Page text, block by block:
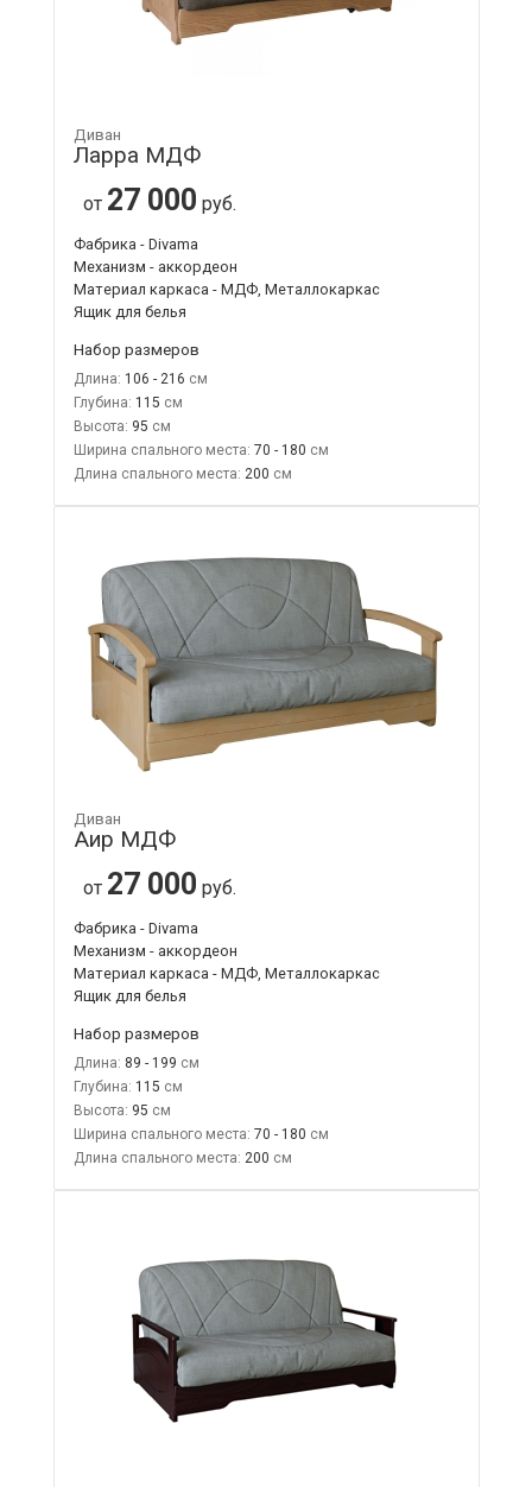
Диван
Ларра МДФ
от 27 000 руб.
Фабрика - Divama
Механизм - аккордеон
Материал каркаса - МДФ, Металлокаркас
Ящик для белья
Набор размеров
Длина: 106 - 216
Глубина: 115
Высота: 95
Ширина спального места: 70 - 180
Длина спального места: 200
Диван
Аир МДФ
от 27 000 руб.
Фабрика - Divama
Механизм - аккордеон
Материал каркаса - МДФ, Металлокаркас
Ящик для белья
Набор размеров
Длина: 89 - 199
Глубина: 115
Высота: 95
Ширина спального места: 70 - 180
Длина спального места: 200